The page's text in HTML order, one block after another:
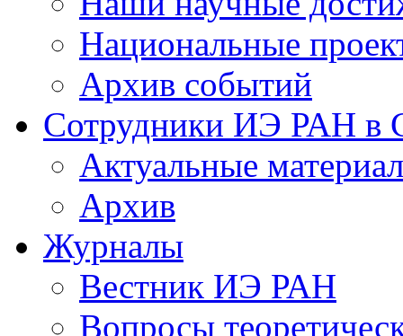
Национальные
Архив событий
Сотрудники ИЭ РАН
Актуальные
Архив
Журналы
Вестник ИЭ РАН
Вопросы